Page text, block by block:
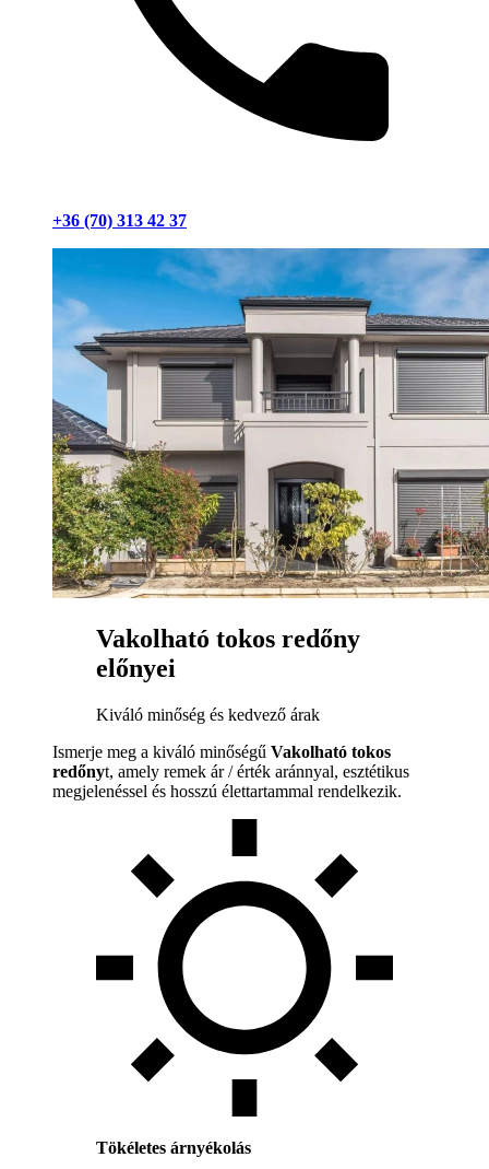
+36 (70) 313 42 37
Vakolható tokos redőny
előnyei
Kiváló minőség és kedvező árak
Ismerje meg a kiváló minőségű Vakolható tokos
redőnyt, amely remek ár / érték aránnyal, esztétikus
megjelenéssel és hosszú élettartammal rendelkezik.
Tökéletes árnyékolás